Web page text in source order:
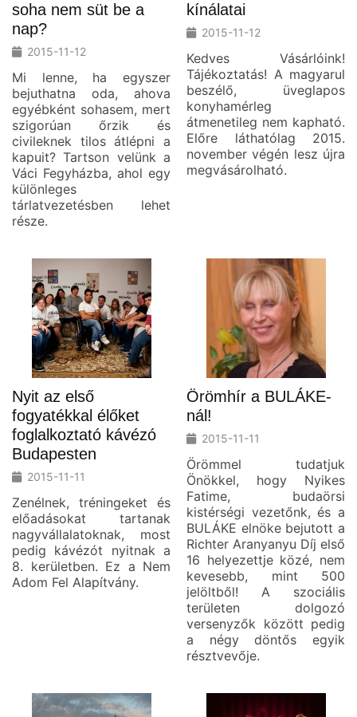
soha nem süt be a
nap?
2015-11-12
Mi lenne, ha egyszer
bejuthatna oda, ahova
egyébként sohasem, mert
szigorúan őrzik és
civileknek tilos átlépni a
kapuit? Tartson velünk a
Váci Fegyházba, ahol egy
különleges
tárlatvezetésben lehet
része.
kínálatai
2015-11-12
Kedves Vásárlóink!
Tájékoztatás! A magyarul
beszélő, üveglapos
konyhamérleg
átmenetileg nem kapható.
Előre láthatólag 2015.
november végén lesz újra
megvásárolható.
Nyit az első
fogyatékkal élőket
foglalkoztató kávézó
Budapesten
2015-11-11
Zenélnek, tréningeket és
előadásokat tartanak
nagyvállalatoknak, most
pedig kávézót nyitnak a
8. kerületben. Ez a Nem
Adom Fel Alapítvány.
Örömhír a BULÁKE-
nál!
2015-11-11
Örömmel tudatjuk
Önökkel, hogy Nyikes
Fatime, budaörsi
kistérségi vezetőnk, és a
BULÁKE elnöke bejutott a
Richter Aranyanyu Díj első
16 helyezettje közé, nem
kevesebb, mint 500
jelöltből! A szociális
területen dolgozó
versenyzők között pedig
a négy döntős egyik
résztvevője.